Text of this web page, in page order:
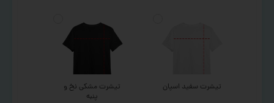
تیشرت سفید اسپان
تیشرت مشکی نخ و
پنبه